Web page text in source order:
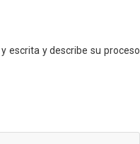
escrita y describe su proceso